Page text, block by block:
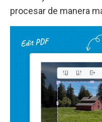
procesar de manera